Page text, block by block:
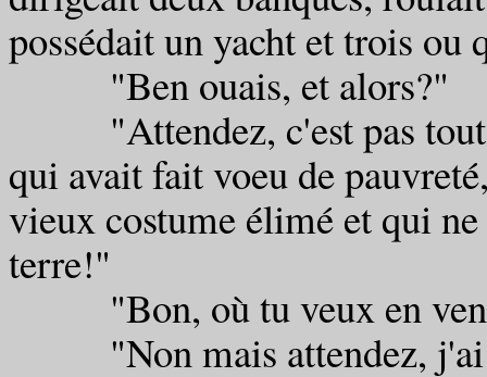
possédait un yacht et trois ou
"Ben ouais, et alors?"
"Attendez, c'est pas tout:
qui avait fait voeu de
vieux costume élimé et qui
terre!"
"Bon, où tu veux en
"Non mais attendez, j'ai